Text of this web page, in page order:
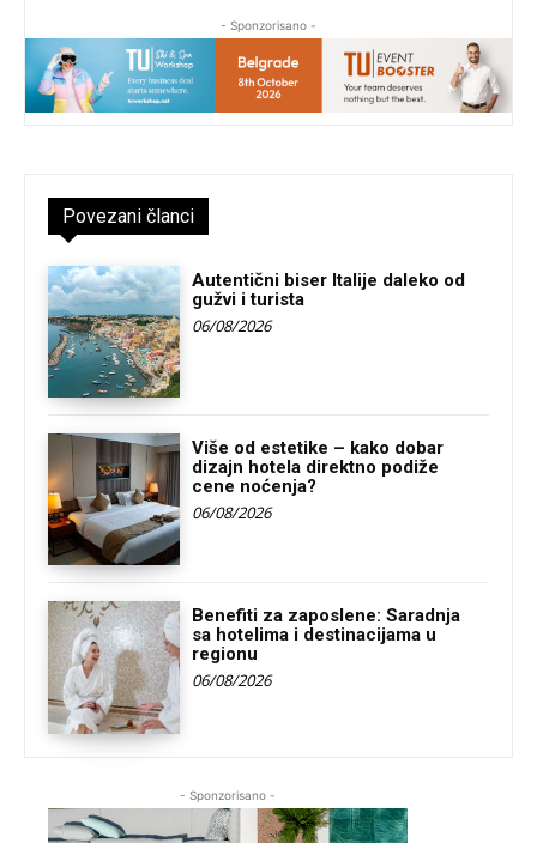
- Sponzorisano -
Povezani članci
Autentični biser Italije daleko od
gužvi i turista
06/08/2026
Više od estetike – kako dobar
dizajn hotela direktno podiže
cene noćenja?
06/08/2026
Benefiti za zaposlene: Saradnja
sa hotelima i destinacijama u
regionu
06/08/2026
- Sponzorisano -